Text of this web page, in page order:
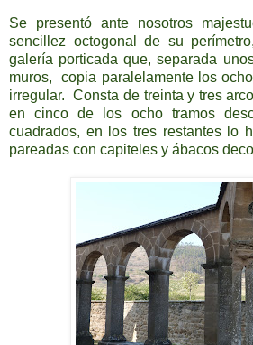
Se presentó ante nosotros
sencillez octogonal de su
galería porticada que, separada
muros, copia paralelamente los
irregular. Consta de treinta y tres
en cinco de los ocho tramos
cuadrados, en los tres restantes lo
pareadas con capiteles y ábacos